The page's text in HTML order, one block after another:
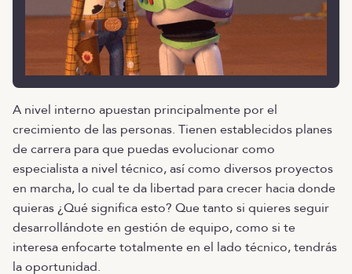
A nivel interno apuestan principalmente por el
crecimiento de las personas. Tienen establecidos planes
de carrera para que puedas evolucionar como
especialista a nivel técnico, así como diversos proyectos
en marcha, lo cual te da libertad para crecer hacia donde
quieras ¿Qué significa esto? Que tanto si quieres seguir
desarrollándote en gestión de equipo, como si te
interesa enfocarte totalmente en el lado técnico, tendrás
la oportunidad.